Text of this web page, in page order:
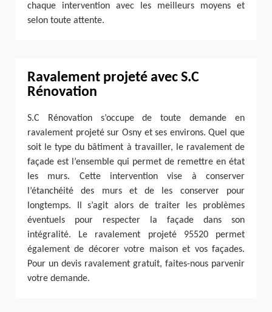
chaque intervention avec les meilleurs moyens et
selon toute attente.
Ravalement projeté avec S.C
Rénovation
S.C Rénovation s’occupe de toute demande en
ravalement projeté sur Osny et ses environs. Quel que
soit le type du bâtiment à travailler, le ravalement de
façade est l’ensemble qui permet de remettre en état
les murs. Cette intervention vise à conserver
l’étanchéité des murs et de les conserver pour
longtemps. Il s’agit alors de traiter les problèmes
éventuels pour respecter la façade dans son
intégralité. Le ravalement projeté 95520 permet
également de décorer votre maison et vos façades.
Pour un devis ravalement gratuit, faites-nous parvenir
votre demande.